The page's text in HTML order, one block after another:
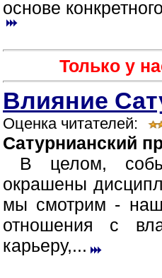
основе
Только у
Влияние
Оценка читателей:
Сатурнианский
В целом,
окрашены
мы смотрим -
отношения с
карьеру,...